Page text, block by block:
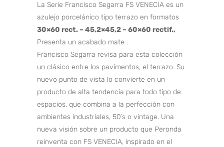
La Serie Francisco Segarra FS VENECIA es un
azulejo porcelánico tipo terrazo en formatos
30×60 rect. – 45,2×45,2 – 60×60 rectif.,
Presenta un acabado mate .
Francisco Segarra revisa para esta colección
un clásico entre los pavimentos, el terrazo. Su
nuevo punto de vista lo convierte en un
producto de alta tendencia para todo tipo de
espacios, que combina a la perfección con
ambientes industriales, 50’s o vintage. Una
nueva visión sobre un producto que Peronda
reinventa con FS VENECIA, inspirado en el